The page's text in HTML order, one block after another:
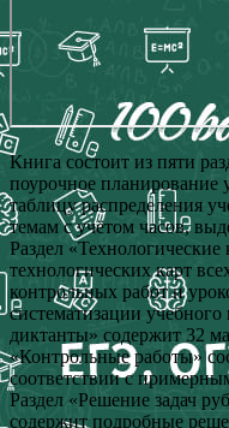
Книга состоит из пяти
поурочное планирование
таблицу распределения
темам с учётом часов,
Раздел «Технологические
технологических карт
контрольных работ и
систематизации
диктанты» содержит 32
«Контрольные работы»
соответствии с
Раздел «Решение задач
содержит подробные